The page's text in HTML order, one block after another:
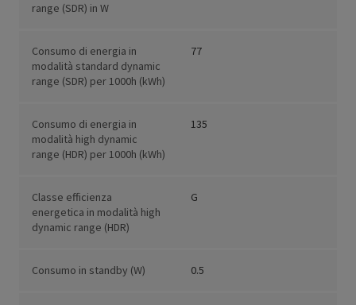
range (SDR) in W
Consumo di energia in
modalità standard dynamic
range (SDR) per 1000h (kWh)
77
Consumo di energia in
modalità high dynamic
range (HDR) per 1000h (kWh)
135
Classe efficienza
energetica in modalità high
dynamic range (HDR)
G
Consumo in standby (W) 0.5